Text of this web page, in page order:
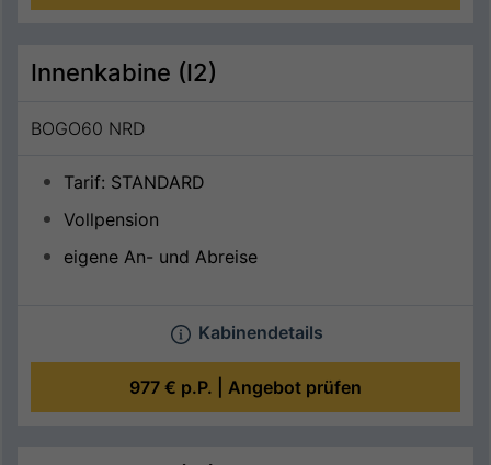
Innenkabine (I2)
BOGO60 NRD
Tarif: STANDARD
Vollpension
eigene An- und Abreise
Kabinendetails
977 € p.P. | Angebot prüfen